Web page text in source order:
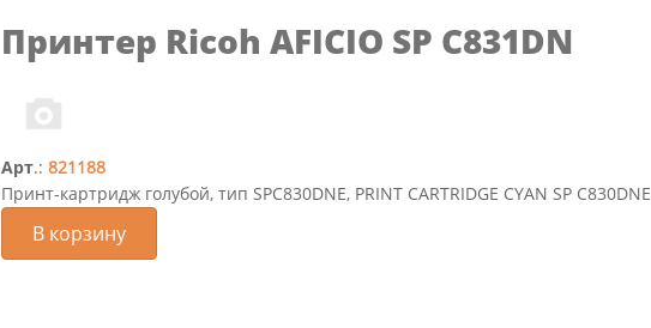
Принтер Ricoh AFICIO SP C831DN
Арт.:821188
Принт-картридж голубой, тип SPC830DNE, PRINT CARTRIDGE CYAN SP C830DNE
В корзину